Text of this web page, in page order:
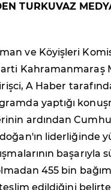
TURKUVAZ
ve Köyişleri
Kahramanmaraş
A Haber
yaptığı
ardından
liderliğinde
başarıyla
455 bin
edildiğini